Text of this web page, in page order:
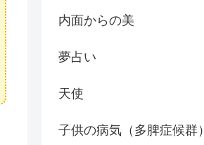
内面からの美
夢占い
天使
子供の病気（多脾症候群）